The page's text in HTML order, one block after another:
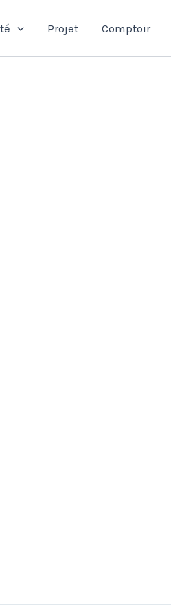
Projet Comptoir